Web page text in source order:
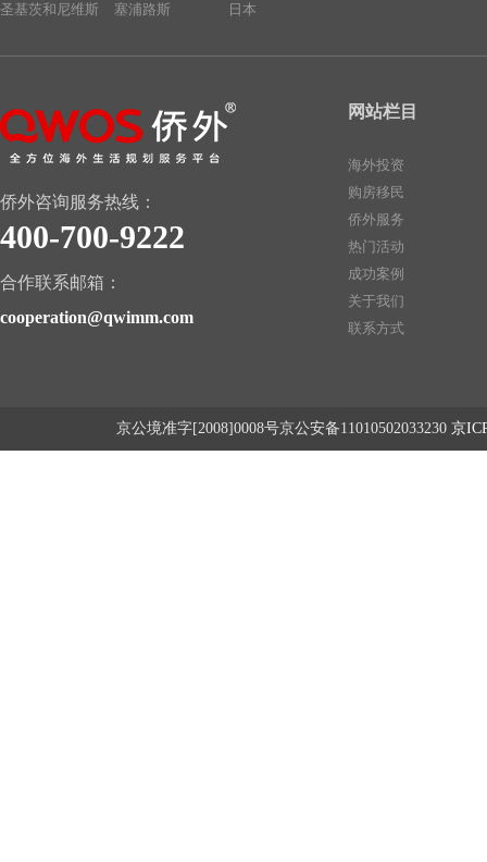
圣基茨和尼维斯
塞浦路斯
日本
侨外咨询服务热线：
400-700-9222
合作联系邮箱：
cooperation@qwimm.com
网站栏目
海外投资
购房移民
侨外服务
热门活动
成功案例
关于我们
联系方式
京公境准字[2008]0008号京公安备11010502033230 京